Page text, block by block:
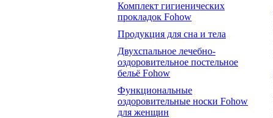
Комплект гигиенических
прокладок Fohow
Продукция для сна и тела
Двухспальное лечебно-
оздоровительное постельное
бельё Fohow
Функциональные
оздоровительные носки Fohow
для женщин